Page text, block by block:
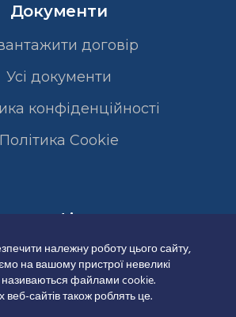
Документи
договір
Усі документи
конфіденційності
Полiтика Cookie
Сертифікати
належну роботу цього сайту,
на вашому пристрої невеликі
файлами cookie.
веб-сайтів також роблять це.